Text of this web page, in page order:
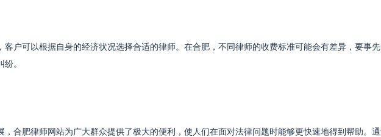
客户可以根据自身的经济状况选择合适的律师。在合肥，不同律师的收费标准可能会有差异，要事
。
，合肥律师网站为广大群众提供了极大的便利，使人们在面对法律问题时能够更快速地得到帮助。